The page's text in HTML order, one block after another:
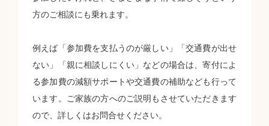
方のご相談にも乗れます。
例えば「参加費を支払うのが厳しい」「交通費が出せ
ない」「親に相談しにくい」などの場合は、寄付によ
る参加費の減額サポートや交通費の補助なども行って
います。ご家族の方へのご説明もさせていただきます
ので、詳しくはお問合せください。